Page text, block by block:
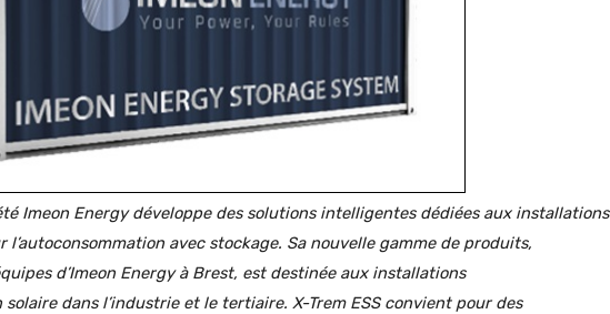
Imeon Energy développe des solutions intelligentes dédiées aux installations
l’autoconsommation avec stockage. Sa nouvelle gamme de produits,
d’Imeon Energy à Brest, est destinée aux installations
solaire dans l’industrie et le tertiaire. X-Trem ESS convient pour des